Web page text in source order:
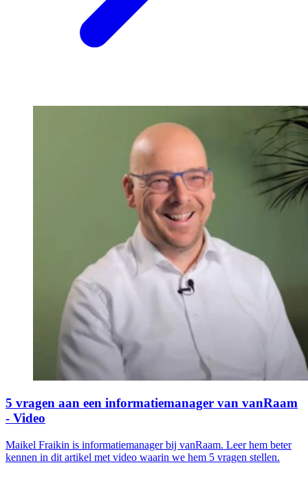
5 vragen aan een informatiemanager van vanRaam
- Video
Maikel Fraikin is informatiemanager bij vanRaam. Leer hem beter
kennen in dit artikel met video waarin we hem 5 vragen stellen.